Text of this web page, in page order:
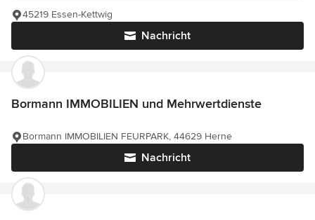
Nachricht
45219 Essen-Kettwig
Bormann IMMOBILIEN und Mehrwertdienste
Nachricht
Bormann IMMOBILIEN FEURPARK, 44629 Herne